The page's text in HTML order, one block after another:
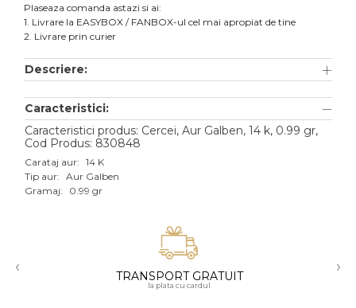
Accesorii
Aur alb
Aur roz
Aur mixt
18K
Plaseaza comanda astazi si ai:
1. Livrare la EASYBOX / FANBOX-ul cel mai apropiat de tine
2. Livrare prin curier
Descriere:
Caracteristici:
Caracteristici produs: Cercei, Aur Galben, 14 k, 0.99 gr,
Cod Produs: 830848
Carataj aur: 14 K
Tip aur: Aur Galben
Gramaj:
0.99 gr
‹ TRANSPORT GRATUIT
la plata cu cardul
›